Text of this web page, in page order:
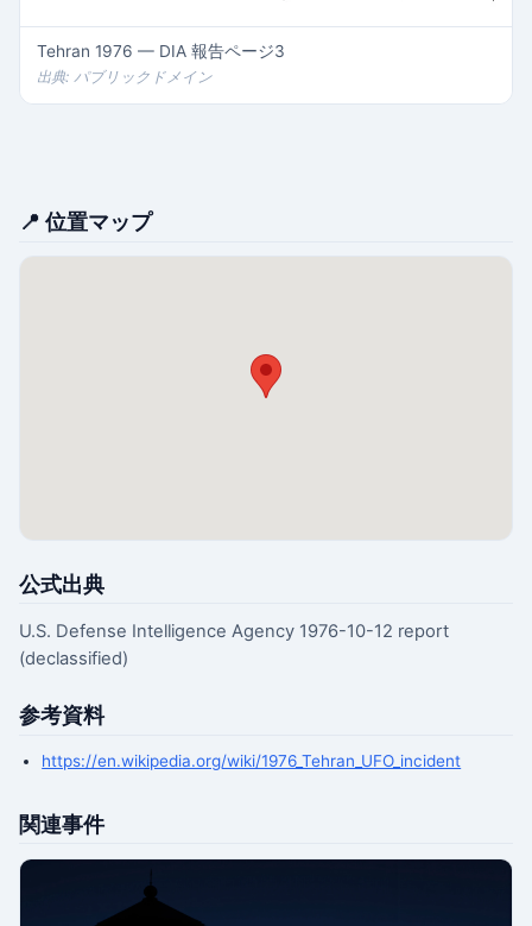
Tehran 1976 — DIA 報告ページ3
出典: パブリックドメイン
📍 位置マップ
公式出典
U.S. Defense Intelligence Agency 1976-10-12 report
(declassified)
参考資料
https://en.wikipedia.org/wiki/1976_Tehran_UFO_incident
関連事件